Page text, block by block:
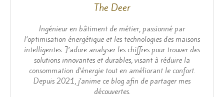
The Deer
Ingénieur en bâtiment de métier, passionné par
l’optimisation énergétique et les technologies des maisons
intelligentes. J’adore analyser les chiffres pour trouver des
solutions innovantes et durables, visant à réduire la
consommation d’énergie tout en améliorant le confort.
Depuis 2021, j’anime ce blog afin de partager mes
découvertes.